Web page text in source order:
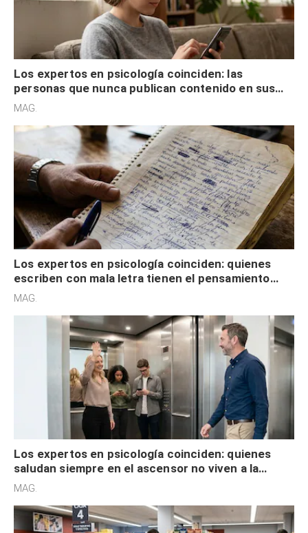
Los expertos en psicología coinciden: las
personas que nunca publican contenido en sus
redes sociales no pretenden buscar validación
MAG.
Los expertos en psicología coinciden: quienes
escriben con mala letra tienen el pensamiento
acelerado y no lo hacen por desinterés
MAG.
Los expertos en psicología coinciden: quienes
saludan siempre en el ascensor no viven a la
defensiva y tienen apertura social
MAG.